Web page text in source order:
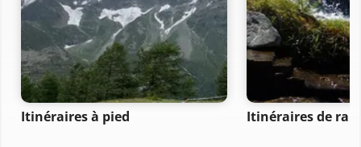
Itinéraires à pied Itinéraires de